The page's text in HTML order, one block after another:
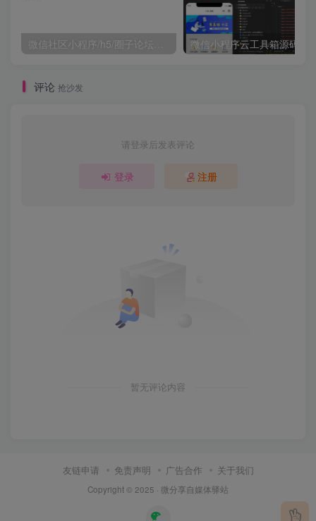
微信小程序云工具箱源码
评论 抢沙发
请登录后发表评论
登录 注册
暂无评论内容
友链申请 免责声明 广告合作 关于我们
Copyright © 2025 · 微分享自媒体驿站